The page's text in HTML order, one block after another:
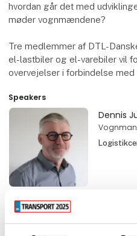
hvordan går det med
møder vognmændene?
Tre medlemmer af DTL-
el-lastbiler og el-varebiler vil
overvejelser i forbindelse
Speakers
Dennis
Søren